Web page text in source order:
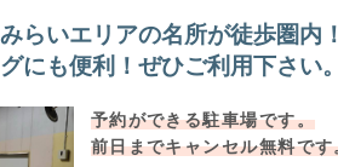
みらいエリアの名所が徒歩圏内
にも便利！ぜひご利用下さい。
予約ができる駐車場です。
前日までキャンセル無料です